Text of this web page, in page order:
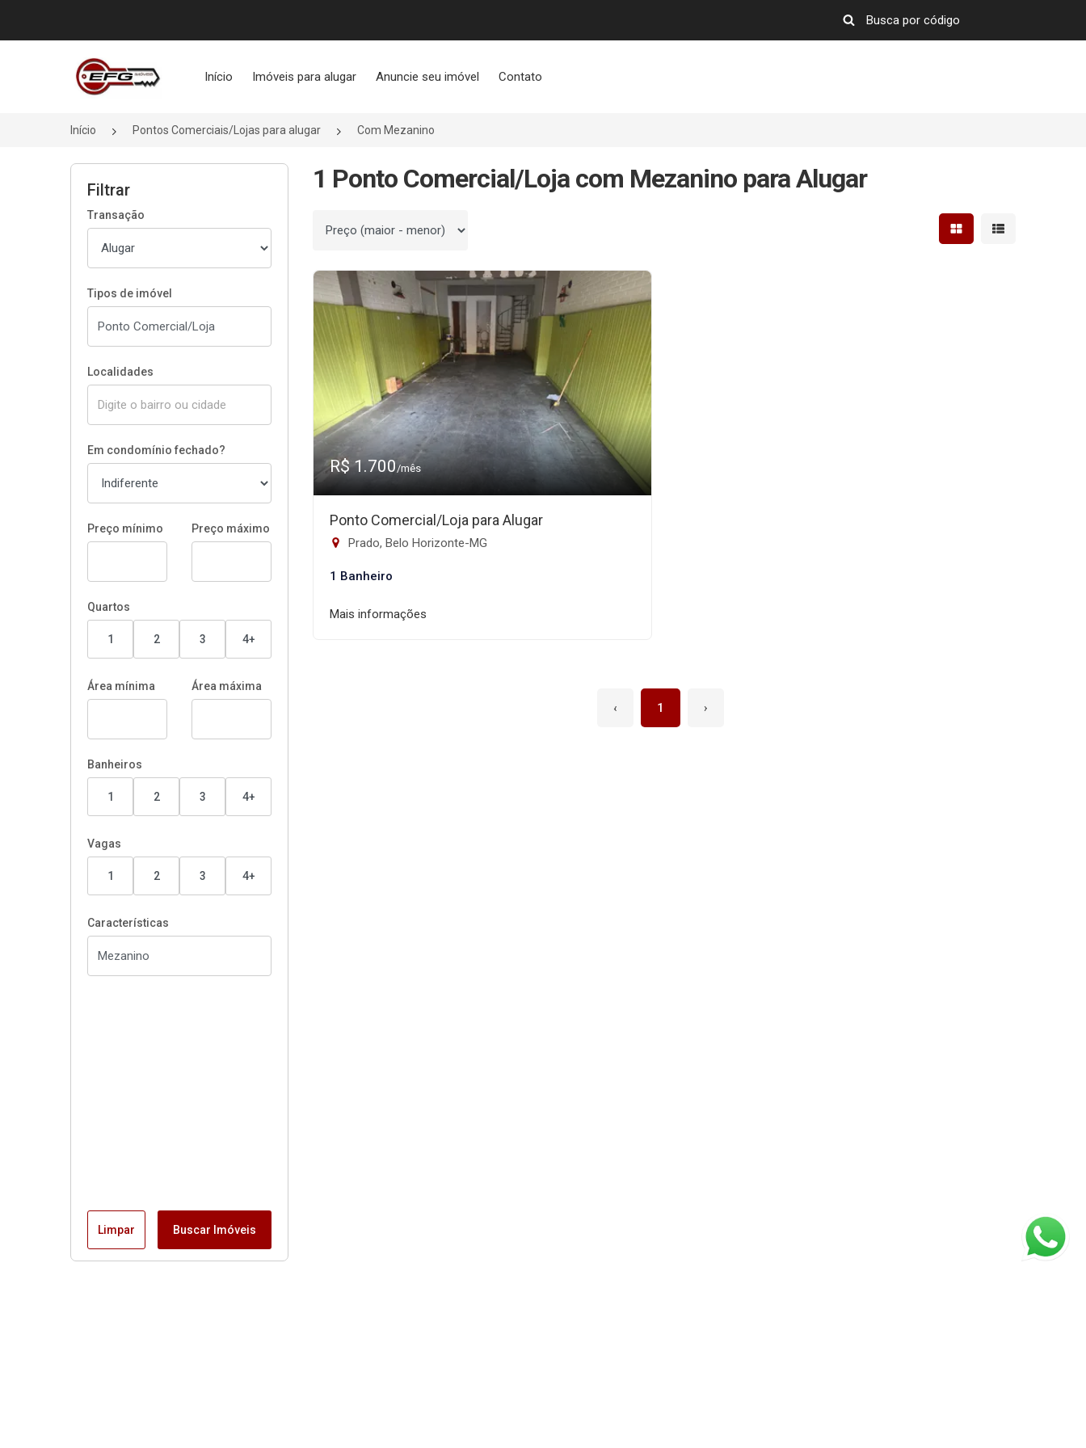
Página inicial
Início Imóveis para alugar Anuncie seu imóvel Contato
Início Pontos Comerciais/Lojas para alugar Com Mezanino
Filtrar
Transação
Tipos de imóvel
Localidades
Em condomínio fechado?
Preço mínimo Preço máximo
Quartos
1 2 3 4+
Área mínima Área máxima
Banheiros
1 2 3 4+
Vagas
1 2 3 4+
Características
Limpar Buscar Imóveis
1 Ponto Comercial/Loja com Mezanino para Alugar
Ordenar por Mostrar resultados em
Mostrar
R$ 1.700/mês
Ponto Comercial/Loja para Alugar
Prado, Belo Horizonte-MG
1 Banheiro
Mais informações
‹ 1 ›